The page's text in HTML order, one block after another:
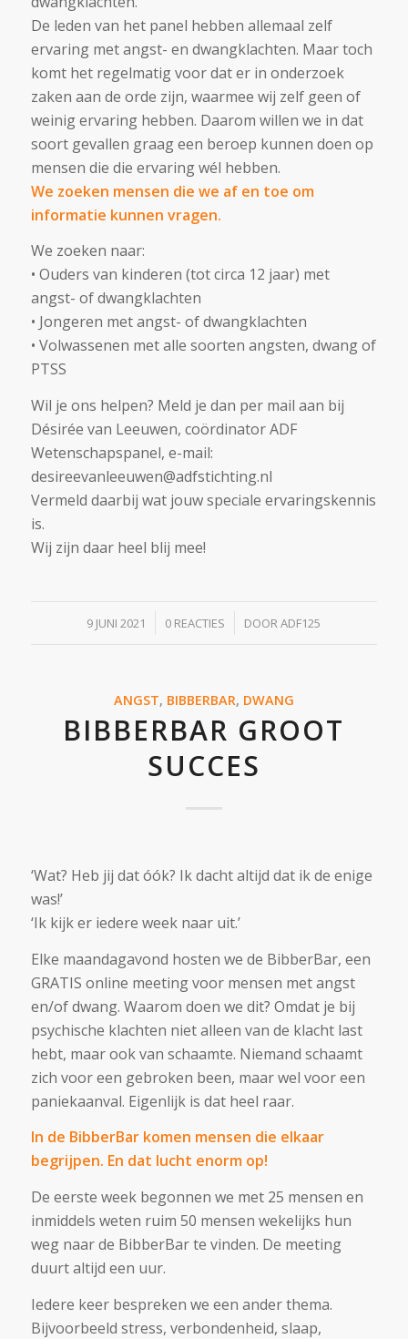
De leden van het panel hebben allemaal zelf
ervaring met angst- en dwangklachten. Maar toch
komt het regelmatig voor dat er in onderzoek
zaken aan de orde zijn, waarmee wij zelf geen of
weinig ervaring hebben. Daarom willen we in dat
soort gevallen graag een beroep kunnen doen op
mensen die die ervaring wél hebben.
We zoeken mensen die we af en toe om
informatie kunnen vragen.
We zoeken naar:
• Ouders van kinderen (tot circa 12 jaar) met
angst- of dwangklachten
• Jongeren met angst- of dwangklachten
• Volwassenen met alle soorten angsten, dwang of
PTSS
Wil je ons helpen? Meld je dan per mail aan bij
Désirée van Leeuwen, coördinator ADF
Wetenschapspanel, e-mail:
desireevanleeuwen@adfstichting.nl
Vermeld daarbij wat jouw speciale ervaringskennis
is.
Wij zijn daar heel blij mee!
9 JUNI 2021
/ 0 REACTIES
/ DOORADF125
ANGST, BIBBERBAR, DWANG
BIBBERBAR GROOT
SUCCES
‘Wat? Heb jij dat óók? Ik dacht altijd dat ik de enige
was!’
‘Ik kijk er iedere week naar uit.’
Elke maandagavond hosten we de BibberBar, een
GRATIS online meeting voor mensen met angst
en/of dwang. Waarom doen we dit? Omdat je bij
psychische klachten niet alleen van de klacht last
hebt, maar ook van schaamte. Niemand schaamt
zich voor een gebroken been, maar wel voor een
paniekaanval. Eigenlijk is dat heel raar.
In de BibberBar komen mensen die elkaar
begrijpen. En dat lucht enorm op!
De eerste week begonnen we met 25 mensen en
inmiddels weten ruim 50 mensen wekelijks hun
weg naar de BibberBar te vinden. De meeting
duurt altijd een uur.
Iedere keer bespreken we een ander thema.
Bijvoorbeeld stress, verbondenheid, slaap,